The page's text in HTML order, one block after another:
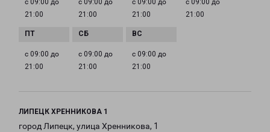
с 09:00 до
21:00
с 09:00 до
21:00
с 09:00 до
21:00
с 09:00 до
21:00
с 09:00 до
21:00
с 09:00 до
21:00
с 09:00 до
21:00
ЛИПЕЦК ХРЕННИКОВА 1
город Липецк, улица Хренникова, 1